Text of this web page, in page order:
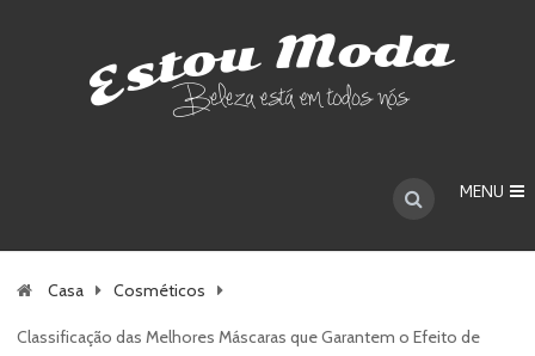
MENU
Casa Cosméticos
Classificação das Melhores Máscaras que Garantem o Efeito de